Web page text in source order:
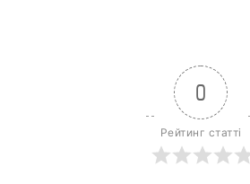
0
Рейтинг статті